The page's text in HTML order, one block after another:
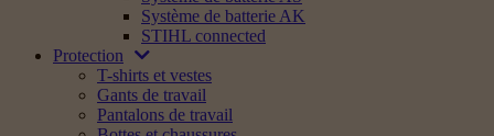
Système de batterie AK
STIHL connected
Protection
T-shirts et vestes
Gants de travail
Pantalons de travail